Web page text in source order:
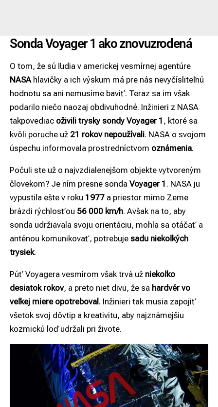
Sonda Voyager 1 ako znovuzrodená
O tom, že sú ľudia v americkej vesmírnej agentúre
NASA hlavičky a ich výskum má pre nás nevyčísliteľnú
hodnotu sa ani nemusíme baviť. Teraz sa im však
podarilo niečo naozaj obdivuhodné. Inžinieri z NASA
takpovediac oživili trysky sondy Voyager 1 , ktoré sa
kvôli poruche už 21 rokov nepoužívali. NASA o svojom
úspechu informovala prostredníctvom oznámenia.
Počuli ste už o najvzdialenejšom objekte vytvoreným
človekom? Je ním presne sonda Voyager 1 . NASA ju
vypustila ešte v roku 1977 a priestor mimo Zeme
brázdi rýchlosťou 56 000 km/h. Avšak na to, aby
sonda udržiavala svoju orientáciu, mohla sa otáčať a
anténou komunikovať, potrebuje sadu niekoľkých
trysiek.
Púť Voyagera vesmírom však trvá už niekoľko
desiatok rokov, a preto niet divu, že sa hardvér vo
veľkej miere opotreboval. Inžinieri tak musia zapojiť
všetok svoj dôvtip a kreativitu, aby najznámejšiu
kozmickú loď udržali pri živote.